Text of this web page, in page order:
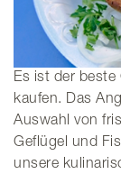
Es ist der beste
kaufen. Das
Auswahl von
Geflügel und
unsere